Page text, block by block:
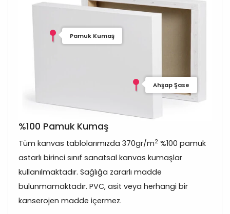
Pamuk Kumaş
Ahşap Şase
%100 Pamuk Kumaş
Tüm kanvas tablolarımızda 370gr/m2 %100 pamuk
astarlı birinci sınıf sanatsal kanvas kumaşlar
kullanılmaktadır. Sağlığa zararlı madde
bulunmamaktadır. PVC, asit veya herhangi bir
kanserojen madde içermez.